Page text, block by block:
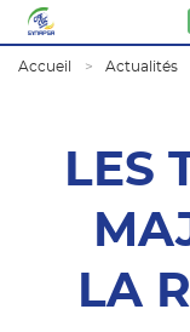
Accueil Actualités
LES
LA